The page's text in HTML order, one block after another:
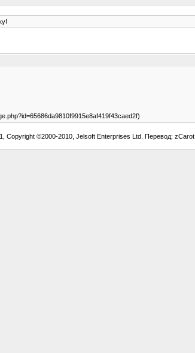
Copyright ©2000-2010, Jelsoft Enterprises Ltd. Перевод: zCarot